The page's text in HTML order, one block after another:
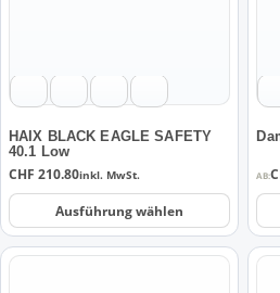
HAIX BLACK EAGLE SAFETY
40.1 Low
CHF 210.80inkl. MwSt.
Ausführung wählen
können
auf
der
Produktseite
gewählt
werden
AB: